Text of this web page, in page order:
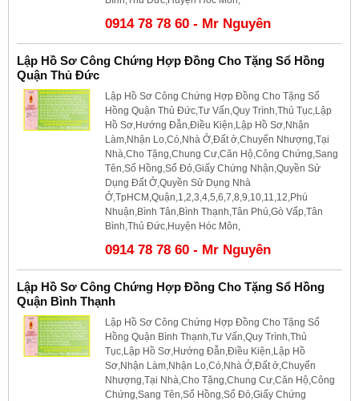
0914 78 78 60 - Mr Nguyên
Lập Hồ Sơ Công Chứng Hợp Đồng Cho Tặng Sổ Hồng
Quận Thủ Đức
Lập Hồ Sơ Công Chứng Hợp Đồng Cho Tặng Sổ
Hồng Quận Thủ Đức,Tư Vấn,Quy Trình,Thủ Tục,Lập
Hồ Sơ,Hướng Đẫn,Điều Kiện,Lập Hồ Sơ,Nhận
Làm,Nhận Lo,Có,Nhà Ở,Đất ở,Chuyển Nhượng,Tại
Nhà,Cho Tặng,Chung Cư,Căn Hộ,Công Chứng,Sang
Tên,Sổ Hồng,Sổ Đỏ,Giấy Chứng Nhận,Quyền Sử
Dụng Đất Ở,Quyền Sử Dụng Nhà
Ở,TpHCM,Quận,1,2,3,4,5,6,7,8,9,10,11,12,Phú
Nhuận,Bình Tân,Bình Thạnh,Tân Phú,Gò Vấp,Tân
Bình,Thủ Đức,Huyện Hóc Môn,
0914 78 78 60 - Mr Nguyên
Lập Hồ Sơ Công Chứng Hợp Đồng Cho Tặng Sổ Hồng
Quận Bình Thạnh
Lập Hồ Sơ Công Chứng Hợp Đồng Cho Tặng Sổ
Hồng Quận Bình Thạnh,Tư Vấn,Quy Trình,Thủ
Tục,Lập Hồ Sơ,Hướng Đẫn,Điều Kiện,Lập Hồ
Sơ,Nhận Làm,Nhận Lo,Có,Nhà Ở,Đất ở,Chuyển
Nhượng,Tại Nhà,Cho Tặng,Chung Cư,Căn Hộ,Công
Chứng,Sang Tên,Sổ Hồng,Sổ Đỏ,Giấy Chứng